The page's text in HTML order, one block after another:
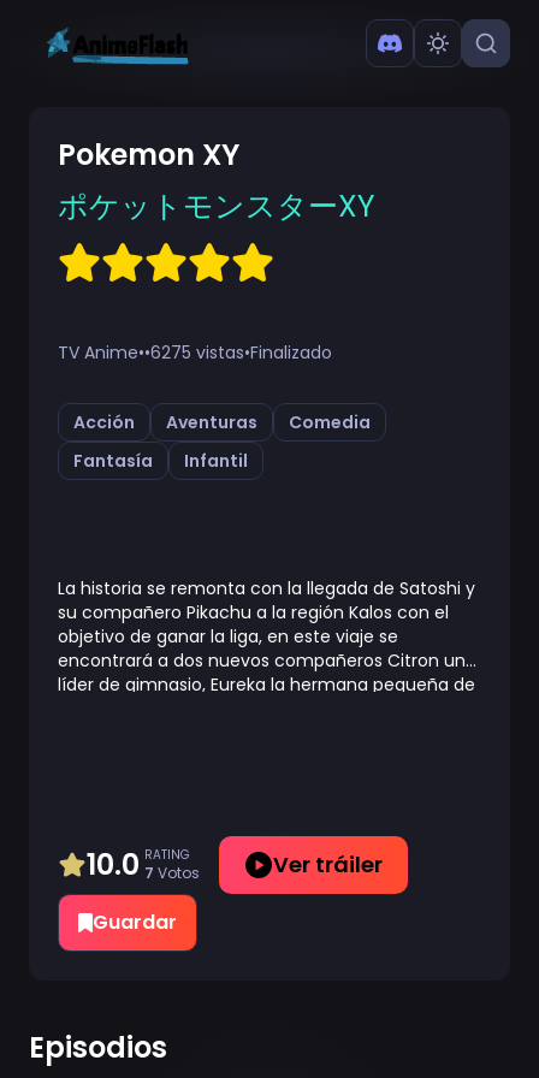
Pokemon XY
ポケットモンスターXY
TV Anime••6275 vistas•Finalizado
Acción Aventuras
Comedia
Fantasía
Infantil
La historia se remonta con la llegada de Satoshi y
su compañero Pikachu a la región Kalos con el
objetivo de ganar la liga, en este viaje se
encontrará a dos nuevos compañeros Citron un
líder de gimnasio, Eureka la hermana pequeña de
10.0 RATING
7 Votos Ver tráiler
Guardar
Episodios